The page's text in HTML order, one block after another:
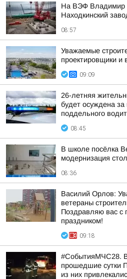
На ВЭФ Владимир
Находкинский
08:57
Уважаемые
проектировщики и
09:09
26-летняя
будет осуждена за
поддельного
08:45
В школе посёлка
модернизация
08:36
Василий Орлов:
ветераны
Поздравляю вас с
праздником!
09:18
#СобытияМЧС28. В
прошедшие сутки
из них